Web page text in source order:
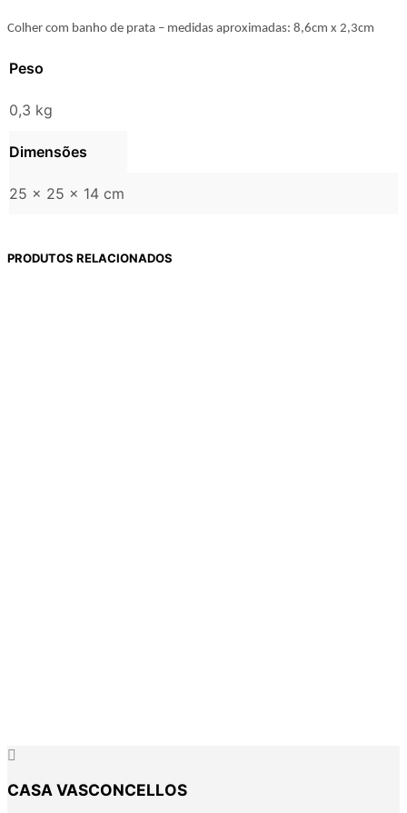
Colher com banho de prata – medidas aproximadas: 8,6cm x 2,3cm
Peso
0,3 kg
Dimensões
25 × 25 × 14 cm
PRODUTOS RELACIONADOS
CASA VASCONCELLOS